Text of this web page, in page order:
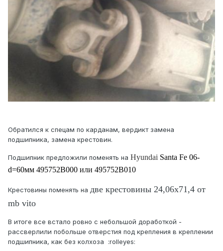
Обратился к спецам по карданам, вердикт замена
подшипника, замена крестовин.
Подшипник предложили поменять на Hyundai Santa Fe 06-
d=60мм 495752B000 или 495752B010
Крестовины поменять на две крестовины 24,06х71,4 от
mb vito
В итоге все встало ровно с небольшой доработкой -
рассверлили побольше отверстия под крепления в креплении
подшипника, как без колхоза :rolleyes: